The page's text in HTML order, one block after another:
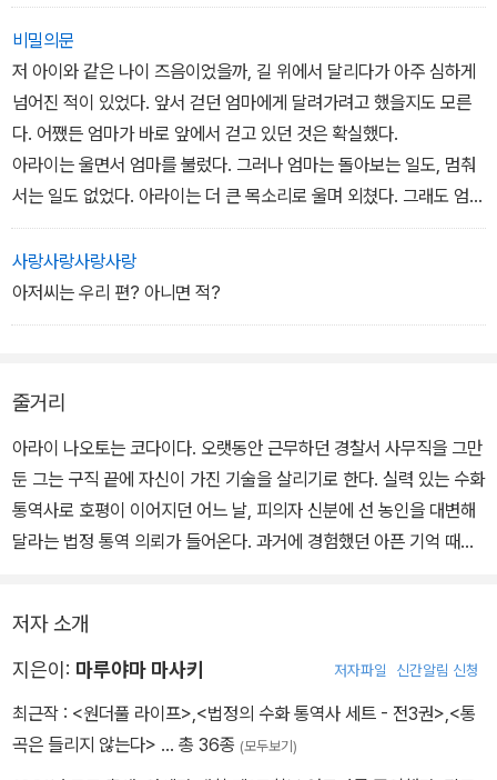
한 농아시설에서 17년의 간격을 두고 벌어진 두 사건이 교차하기 시
작하는데….
들리지 않는 부모에게서 태어난 들리는 아이.
아라이 나오토는 코다이다.
비밀의문
저 아이와 같은 나이 즈음이었을까, 길 위에서 달리다가 아주 심하게
넘어진 적이 있었다. 앞서 걷던 엄마에게 달려가려고 했을지도 모른
다. 어쨌든 엄마가 바로 앞에서 걷고 있던 것은 확실했다.
아라이는 울면서 엄마를 불렀다. 그러나 엄마는 돌아보는 일도, 멈춰
서는 일도 없었다. 아라이는 더 큰 목소리로 울며 외쳤다. 그래도 엄마
는 알아차리지 못하고 걸어갈 뿐이었다.
아아, 엄마는 듣지 못하지.
멀어져 가는 뒷모습을 바라보면서 아라이는 그 사실을 뼈저리게 느꼈
다. 동시에 배우기도 했다. 넘어져서 울어도 아무도 도와주지 않는다
울면서 도움을 요청해도 그 목소리는 누구에게도 가 닿지 않는다. 그
저 참을 수밖에 없다. 그리고 일어서서 스스로 걸을 수밖에 없다.P111
~112
사랑사랑사랑사랑
아저씨는 우리 편? 아니면 적?
줄거리
아라이 나오토는 코다이다. 오랫동안 근무하던 경찰서 사무직을 그만
둔 그는 구직 끝에 자신이 가진 기술을 살리기로 한다. 실력 있는 수화
통역사로 호평이 이어지던 어느 날, 피의자 신분에 선 농인을 대변해
달라는 법정 통역 의뢰가 들어온다. 과거에 경험했던 아픈 기억 때문
접근한다. 그리고 이 만남을 계기로 한 농아시설에서 17년의 간격을
두고 벌어진 두 사건이 교차하기 시작하는데…….
저자 소개
지은이: 마루야마 마사키 저자파일 신간알림 신청
최근작 : <원더풀 라이프> <법정의 수화 통역사 세트 - 전3권> <통
곡은 들리지 않는다> … 총 36종 (모두보기)